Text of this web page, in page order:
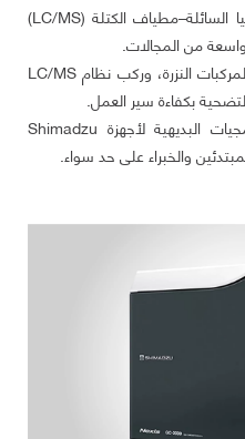
تقدم Shimadzu نظام الكروماتوغرافيا السائلة–مطياف الكتلة (LC/MS)
من المجالات.
عزز الإنتاجية، وزد الحساسية لتحليل المركبات النزرة، وركب نظام LC/MS
بكفاءة سير العمل.
تضمن ميزات الأتمتة الفريدة والبرمجيات البديهية لأجهزة Shimadzu